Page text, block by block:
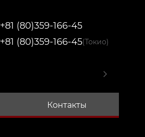
+81 (80)359-166-45
+81 (80)359-166-45(Токио)
Контакты